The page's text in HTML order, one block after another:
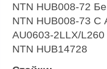
NTN HUB008-72
NTN HUB008-73 С
AU0603-2LLX/
NTN HUB14728